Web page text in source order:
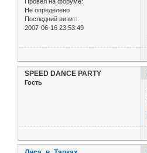
Не определено
Последний визит:
2007-06-16 23:53:49
SPEED DANCE PARTY
Гость